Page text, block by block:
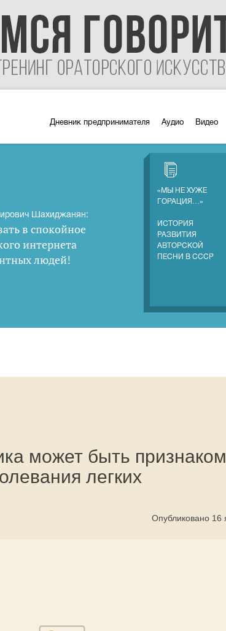
Дневник предпринимателя Аудио Видео
Шахиджанян:
в спокойное
интернета
людей!
«МЫ НЕ ХУЖЕ
ГОРАЦИЯ…»
ИСТОРИЯ
РАЗВИТИЯ
АВТОРСКОЙ
ПЕСНИ В СССР
может быть признаком
легких
Опубликовано 16